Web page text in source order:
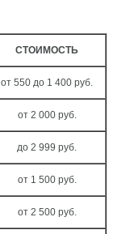
СТОИМОСТЬ
от 550 до 1 400 руб.
от 2 000 руб.
до 2 999 руб.
от 1 500 руб.
от 2 500 руб.